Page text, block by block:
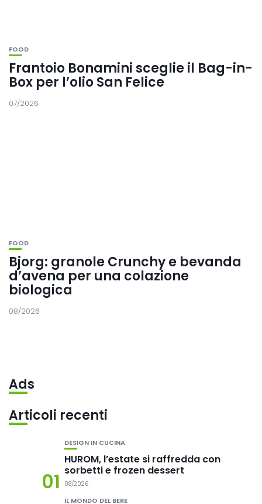
FOOD
Frantoio Bonamini sceglie il Bag-in-
Box per l’olio San Felice
07/2026
FOOD
Bjorg: granole Crunchy e bevanda
d’avena per una colazione
biologica
08/2026
Ads
Articoli recenti
01
DESIGN IN CUCINA
HUROM, l’estate si raffredda con
sorbetti e frozen dessert
08/2026
IL MONDO DEL BERE